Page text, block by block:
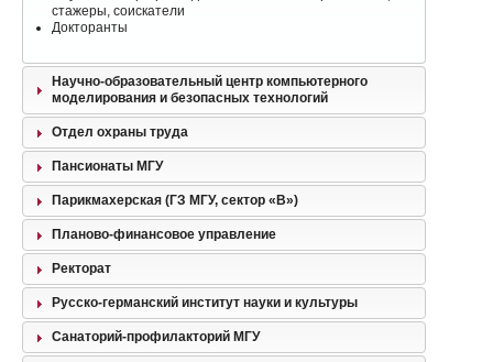
стажеры, соискатели
Докторанты
Научно-образовательный центр компьютерного
моделирования и безопасных технологий
Отдел охраны труда
Пансионаты МГУ
Парикмахерская (ГЗ МГУ, сектор «В»)
Планово-финансовое управление
Ректорат
Русско-германский институт науки и культуры
Санаторий-профилакторий МГУ